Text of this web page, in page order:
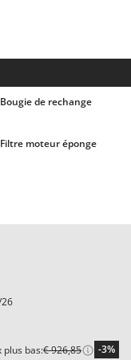
olives et la taille
Bougie de rechange
Filtre moteur éponge
plus bas:€ 926,85 -3%